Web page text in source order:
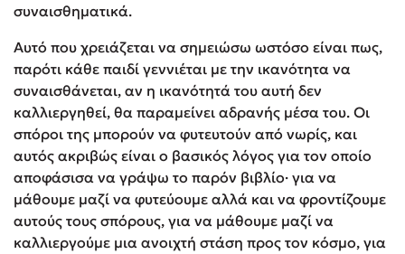
συναισθηματικά.
Αυτό που χρειάζεται να σημειώσω ωστόσο είναι πως,
παρότι κάθε παιδί γεννιέται με την ικανότητα να
συναισθάνεται, αν η ικανότητά του αυτή δεν
καλλιεργηθεί, θα παραμείνει αδρανής μέσα του. Οι
σπόροι της μπορούν να φυτευτούν από νωρίς, και
αυτός ακριβώς είναι ο βασικός λόγος για τον οποίο
αποφάσισα να γράψω το παρόν βιβλίο· για να
μάθουμε μαζί να φυτεύουμε αλλά και να φροντίζουμε
αυτούς τους σπόρους, για να μάθουμε μαζί να
καλλιεργούμε μια ανοιχτή στάση προς τον κόσμο, για